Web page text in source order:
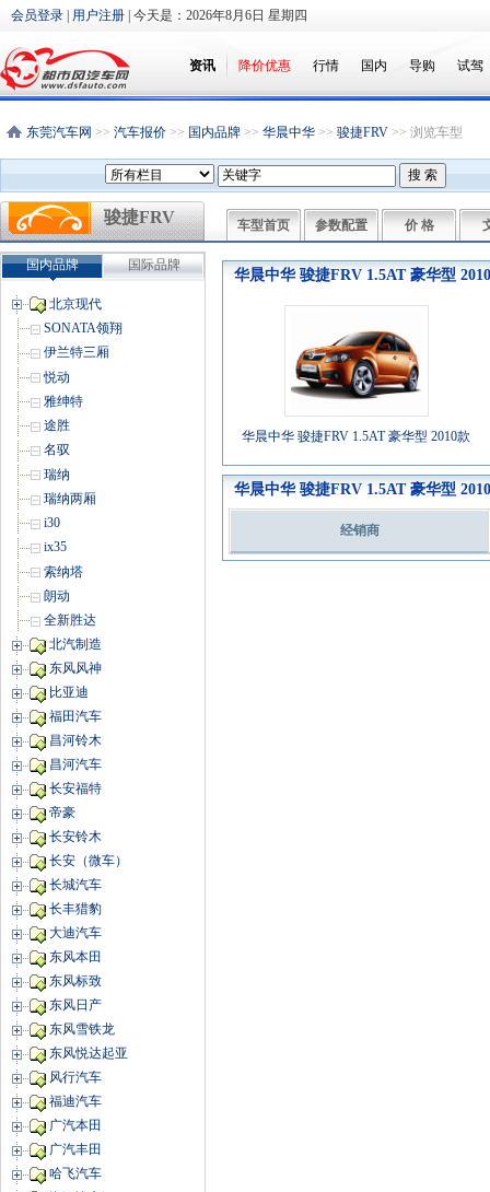
会员登录 用户注册 | 今天是： 2026年8月6日 星期四
资讯 降价优惠 行情 国内 导购 试驾
东莞汽车网 >> 汽车报价 >> 国内品牌 >> 华晨中华 >> 骏捷FRV >> 浏览车型
骏捷FRV 车型首页 参数配置 价 格
华晨中华 骏捷FRV 1.5AT 豪华型
华晨中华 骏捷FRV 1.5AT 豪华型 2010款
华晨中华 骏捷FRV 1.5AT 豪华型
经销商
国内品牌 国际品牌
北京现代
SONATA领翔
伊兰特三厢
悦动
雅绅特
途胜
名驭
瑞纳
瑞纳两厢
i30
ix35
索纳塔
朗动
全新胜达
北汽制造
东风风神
比亚迪
福田汽车
昌河铃木
昌河汽车
长安福特
帝豪
长安铃木
长安（微车）
长城汽车
长丰猎豹
大迪汽车
东风本田
东风标致
东风日产
东风雪铁龙
东风悦达起亚
风行汽车
福迪汽车
广汽本田
广汽丰田
哈飞汽车